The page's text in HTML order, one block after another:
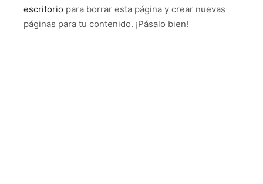
escritorio para borrar esta página y crear nuevas
páginas para tu contenido. ¡Pásalo bien!